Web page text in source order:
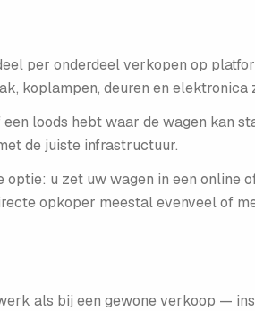
per onderdeel verkopen op
koplampen, deuren en
loods hebt waar de wagen kan
de juiste infrastructuur.
u zet uw wagen in een
opkoper meestal evenveel of
als bij een gewone verkoop —